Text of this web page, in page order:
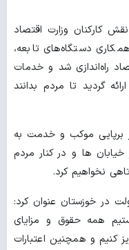
کارکنان وزارت اقتصاد
دستگاه‌های تابعه،
راه‌اندازی شد و خدمات
گردید تا مردم بدانند
کرد: با گذشت ۷۹ روز از برپایی موکب و خدمت به
ها و در کنار مردم
نخواهیم کرد.
در خوزستان عنوان کرد:
همه حقوق و مزایای
کنیم و همچنین اعتبارات